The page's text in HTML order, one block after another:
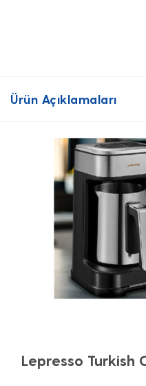
Ürün Açıklamaları
Lepresso Turkish